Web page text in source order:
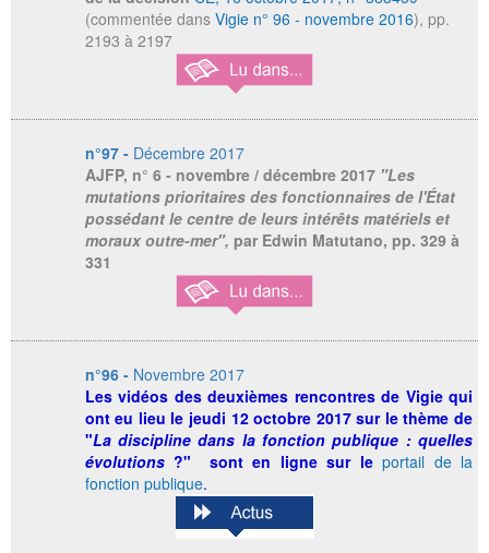
(commentée dans Vigie n° 96 - novembre 2016), pp.
2193 à 2197
n°97 - Décembre 2017
AJFP, n° 6 - novembre / décembre 2017 "Les
mutations prioritaires des fonctionnaires de l'État
possédant le centre de leurs intérêts matériels et
moraux outre-mer", par Edwin Matutano, pp. 329 à
331
n°96 - Novembre 2017
Les vidéos desdeuxièmes rencontres de Vigiequi
ont eu lieu le jeudi 12 octobre 2017 sur le thème de
"La discipline dans la fonction publique : quelles
évolutions?" sont en ligne sur leportail de la
fonction publique.